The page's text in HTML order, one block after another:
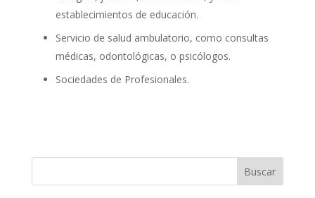
establecimientos de educación.
Servicio de salud ambulatorio, como consultas
médicas, odontológicas, o psicólogos.
Sociedades de Profesionales.
Buscar